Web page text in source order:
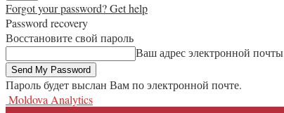
Forgot your password? Get help
Password recovery
Восстановите свой пароль
Ваш адрес электронной почты
Пароль будет выслан Вам по электронной почте.
Moldova Analytics